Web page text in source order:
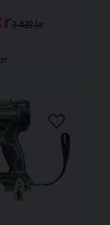
3 438 kr